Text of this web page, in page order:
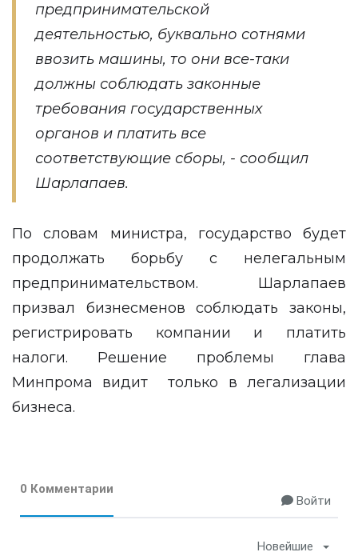
предпринимательской
деятельностью, буквально сотнями
ввозить машины, то они все-таки
должны соблюдать законные
требования государственных
органов и платить все
соответствующие сборы, - сообщил
Шарлапаев.
По словам министра, государство будет
продолжать борьбу с нелегальным
предпринимательством. Шарлапаев
призвал бизнесменов соблюдать законы,
регистрировать компании и платить
налоги. Решение проблемы глава
Минпрома видит только в легализации
бизнеса.
0 Комментарии
Войти
Новейшие